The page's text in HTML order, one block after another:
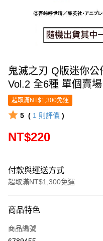
鬼滅之刃 Q版迷你
Vol.2 全6種 單個賣
超取滿NT$1,300免運
5 ( 1 則評價 )
NT$220
付款與運送方式
超取滿NT$1,300免運
信用卡一次付款
超商取貨付款
商品特色
商品編號